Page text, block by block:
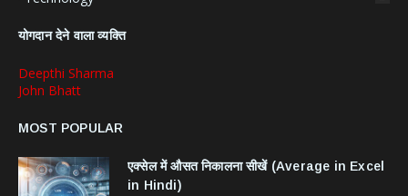
योगदान देने वाला व्यक्ति
Deepthi Sharma
John Bhatt
MOST POPULAR
एक्सेल में औसत निकालना सीखें (Average in Excel
in Hindi)